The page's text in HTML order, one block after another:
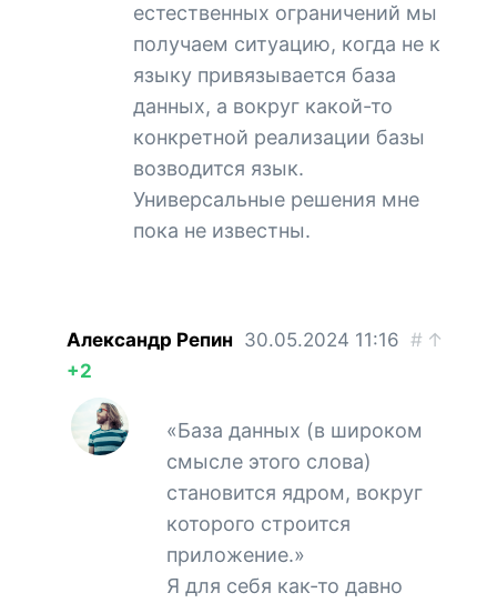
естественных ограничений мы
получаем ситуацию, когда не к
языку привязывается база
данных, а вокруг какой-то
конкретной реализации базы
возводится язык.
Универсальные решения мне
пока не известны.
Александр Репин 30.05.2024 11:16 # ↑
+2
«База данных (в широком
смысле этого слова)
становится ядром, вокруг
которого строится
приложение.»
Я для себя как-то давно